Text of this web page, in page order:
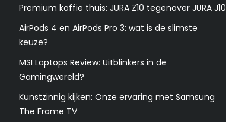
Premium koffie thuis: JURA Z10 tegenover JURA J10
AirPods 4 en AirPods Pro 3: wat is de slimste
keuze?
MSI Laptops Review: Uitblinkers in de
Gamingwereld?
Kunstzinnig kijken: Onze ervaring met Samsung
The Frame TV